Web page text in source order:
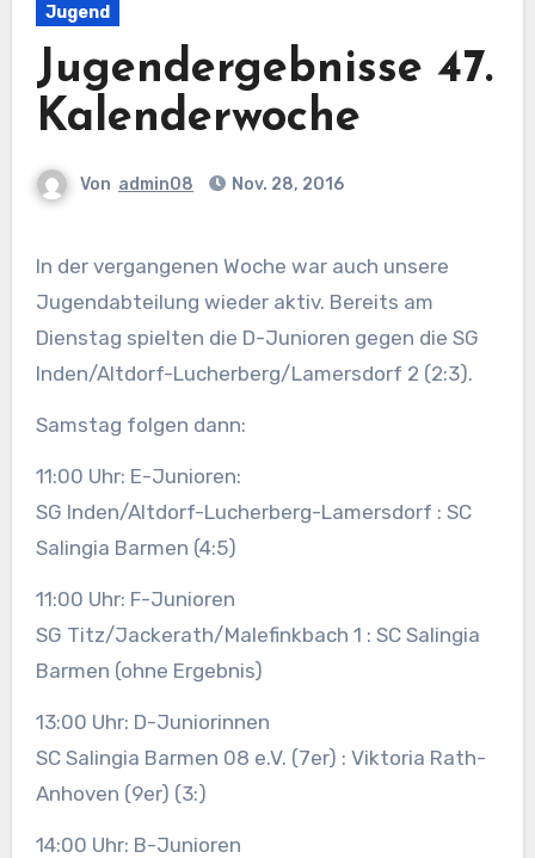
Jugend
Jugendergebnisse 47.
Kalenderwoche
Von admin08 Nov. 28, 2016
In der vergangenen Woche war auch unsere
Jugendabteilung wieder aktiv. Bereits am
Dienstag spielten die D-Junioren gegen die SG
Inden/Altdorf-Lucherberg/Lamersdorf 2 (2:3).
Samstag folgen dann:
11:00 Uhr: E-Junioren:
SG Inden/Altdorf-Lucherberg-Lamersdorf : SC
Salingia Barmen (4:5)
11:00 Uhr: F-Junioren
SG Titz/Jackerath/Malefinkbach 1 : SC Salingia
Barmen (ohne Ergebnis)
13:00 Uhr: D-Juniorinnen
SC Salingia Barmen 08 e.V. (7er) : Viktoria Rath-
Anhoven (9er) (3:)
14:00 Uhr: B-Junioren